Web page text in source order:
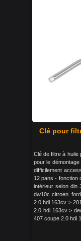
Clé pour
Clé de filtre à
pour le
difficilement
12 pans - fonction
intérieur selon din
dw10c citroen.
2.0 hdi 163cv >
2.0 hdi 163cv >
407 coupe 2.0 hdi